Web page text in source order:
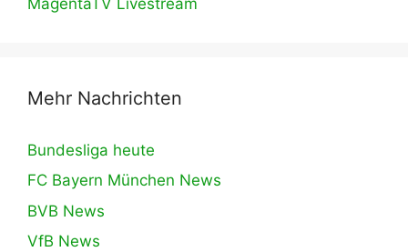
Mehr Nachrichten
Bundesliga heute
FC Bayern München News
BVB News
VfB News